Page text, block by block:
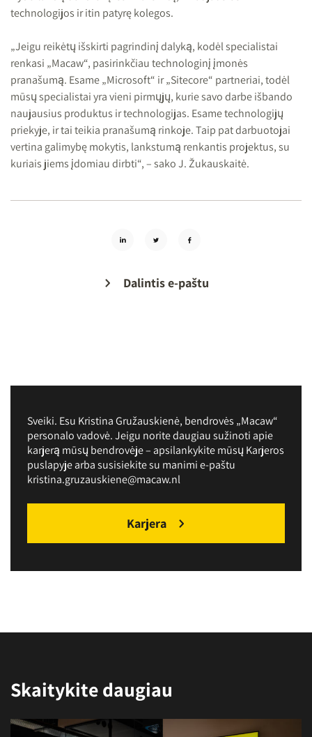
technologijos ir itin patyrę kolegos.
„Jeigu reikėtų išskirti pagrindinį dalyką, kodėl specialistai
renkasi „Macaw“, pasirinkčiau technologinį įmonės
pranašumą. Esame „Microsoft“ ir „Sitecore“ partneriai, todėl
mūsų specialistai yra vieni pirmųjų, kurie savo darbe išbando
naujausius produktus ir technologijas. Esame technologijų
priekyje, ir tai teikia pranašumą rinkoje. Taip pat darbuotojai
vertina galimybę mokytis, lankstumą renkantis projektus, su
kuriais jiems įdomiau dirbti“, – sako J. Žukauskaitė.
Dalintis e-paštu
Sveiki. Esu Kristina Gružauskienė, bendrovės „Macaw“
personalo vadovė. Jeigu norite daugiau sužinoti apie
karjerą mūsų bendrovėje – apsilankykite mūsų Karjeros
puslapyje arba susisiekite su manimi e-paštu
kristina.gruzauskiene@macaw.nl
Karjera
Skaitykite daugiau